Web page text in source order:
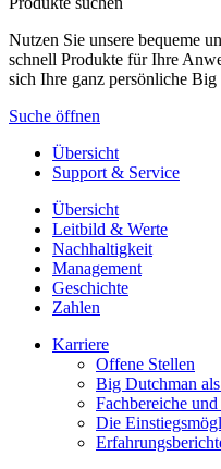
Nutzen Sie unsere bequeme
schnell Produkte für Ihre
sich Ihre ganz persönliche Big
Suche öffnen
Übersicht
Support & Service
Übersicht
Leitbild & Werte
Nachhaltigkeit
Management
Geschichte
Zahlen
Karriere
Offene Stellen
Big Dutchman
Fachbereiche
Die